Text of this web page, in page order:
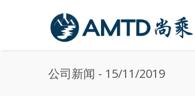
公司新闻 - 15/11/2019